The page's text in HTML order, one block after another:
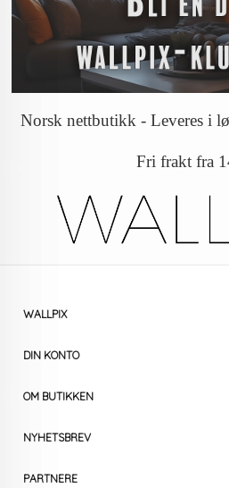
Norsk nettbutikk - Leveres i
Fri frakt fra
WALLPIX
DIN KONTO
OM BUTIKKEN
NYHETSBREV
PARTNERE